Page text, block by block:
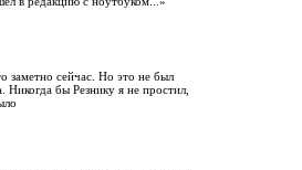
заметно сейчас. Но это не был
бы Резнику я не простил,